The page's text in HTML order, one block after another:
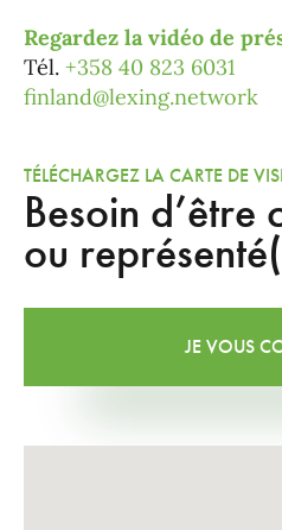
Besoin d’être
ou
JE VOUS
Regardez la vidéo de
Tél. +358 40 823 6031
finland@lexing.network
TÉLÉCHARGEZ LA CARTE DE